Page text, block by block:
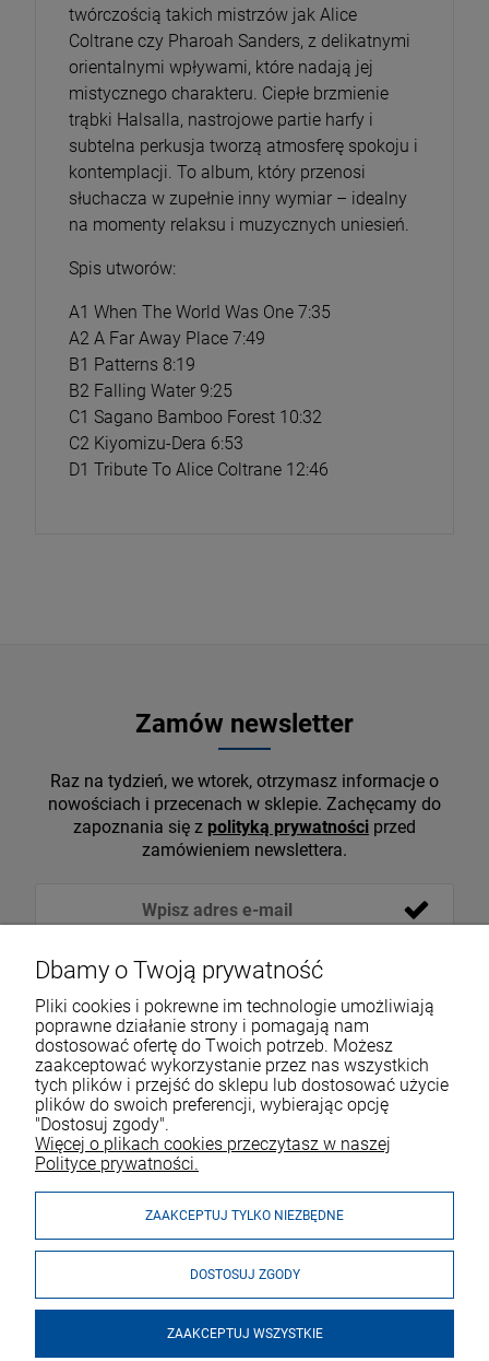
twórczością takich mistrzów jak Alice
Coltrane czy Pharoah Sanders, z delikatnymi
orientalnymi wpływami, które nadają jej
mistycznego charakteru. Ciepłe brzmienie
trąbki Halsalla, nastrojowe partie harfy i
subtelna perkusja tworzą atmosferę spokoju i
kontemplacji. To album, który przenosi
słuchacza w zupełnie inny wymiar – idealny
na momenty relaksu i muzycznych uniesień.
Spis utworów:
A1 When The World Was One 7:35
A2 A Far Away Place 7:49
B1 Patterns 8:19
B2 Falling Water 9:25
C1 Sagano Bamboo Forest 10:32
C2 Kiyomizu-Dera 6:53
D1 Tribute To Alice Coltrane 12:46
Zamów newsletter
Raz na tydzień, we wtorek, otrzymasz informacje o
nowościach i przecenach w sklepie. Zachęcamy do
zapoznania się z polityką prywatności przed
zamówieniem newslettera.
VOICESHOP.PL
ZAKUPY
Dbamy o Twoją prywatność
Pliki cookies i pokrewne im technologie umożliwiają
poprawne działanie strony i pomagają nam
dostosować ofertę do Twoich potrzeb. Możesz
zaakceptować wykorzystanie przez nas wszystkich
tych plików i przejść do sklepu lub dostosować użycie
plików do swoich preferencji, wybierając opcję
"Dostosuj zgody".
Więcej o plikach cookies przeczytasz w naszej
Polityce prywatności.
ZAAKCEPTUJ TYLKO NIEZBĘDNE
DOSTOSUJ ZGODY
ZAAKCEPTUJ WSZYSTKIE